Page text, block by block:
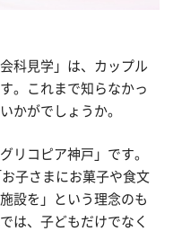
科見学」は、カップル
。これまで知らなかっ
かがでしょうか。
リコピア神戸」です。
子さまにお菓子や食文
設を」という理念のも
は、子どもだけでなく